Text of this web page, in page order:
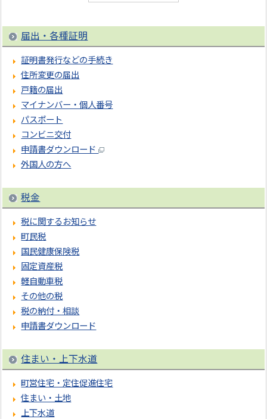
届出・各種証明
証明書発行などの手続き
住所変更の届出
戸籍の届出
マイナンバー・個人番号
パスポート
コンビニ交付
申請書ダウンロード
外国人の方へ
税金
税に関するお知らせ
町民税
国民健康保険税
固定資産税
軽自動車税
その他の税
税の納付・相談
申請書ダウンロード
住まい・上下水道
町営住宅・定住促進住宅
住まい・土地
上下水道